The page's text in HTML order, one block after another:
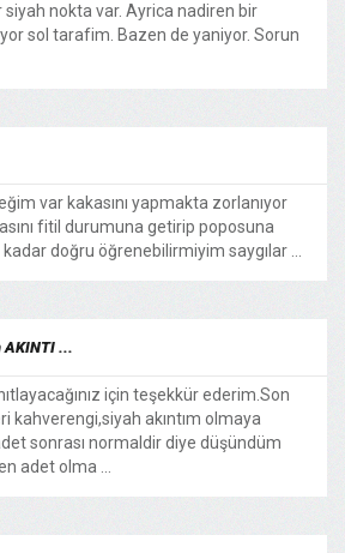
nokta var. Ayrica nadiren bir
sol tarafim. Bazen de yaniyor. Sorun
var kakasını yapmakta zorlanıyor
fitil durumuna getirip poposuna
doğru öğrenebilirmiyim saygılar ...
...
için teşekkür ederim.Son
kahverengi,siyah akıntım olmaya
sonrası normaldir diye düşündüm
adet olma ...